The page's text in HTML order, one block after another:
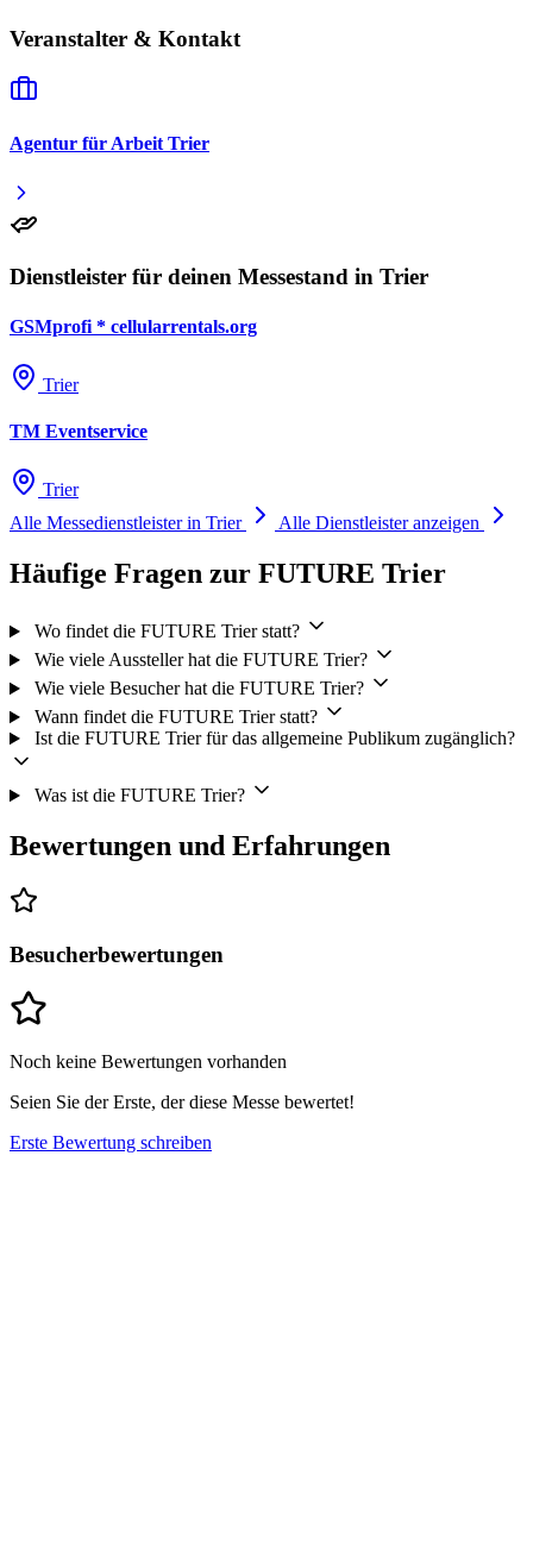
Veranstalter & Kontakt
Agentur für Arbeit Trier
Dienstleister für deinen Messestand in Trier
GSMprofi * cellularrentals.org
Trier
TM Eventservice
Trier
Alle Messedienstleister in Trier
Alle Dienstleister anzeigen
Häufige Fragen zur FUTURE Trier
Wo findet die FUTURE Trier statt?
Wie viele Aussteller hat die FUTURE Trier?
Wie viele Besucher hat die FUTURE Trier?
Wann findet die FUTURE Trier statt?
Ist die FUTURE Trier für das allgemeine Publikum zugänglich?
Was ist die FUTURE Trier?
Bewertungen und Erfahrungen
Besucherbewertungen
Noch keine Bewertungen vorhanden
Seien Sie der Erste, der diese Messe bewertet!
Erste Bewertung schreiben